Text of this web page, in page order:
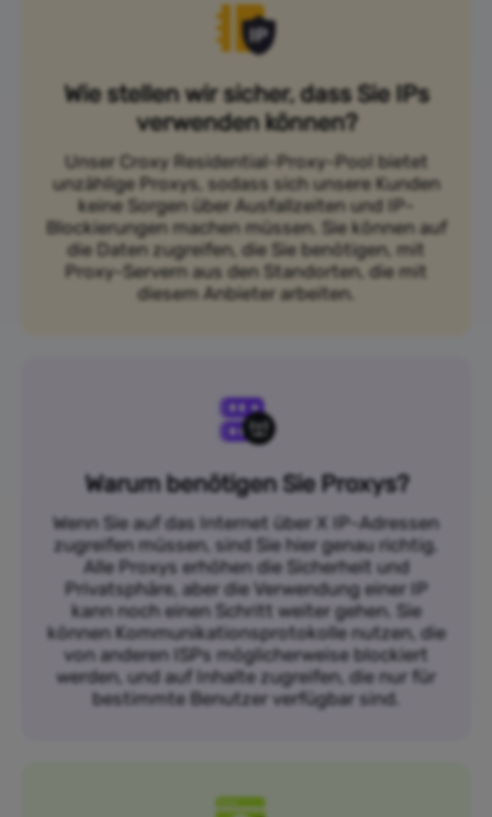
Wie stellen wir sicher, dass Sie IPs
verwenden können?
Unser Croxy Residential-Proxy-Pool bietet
unzählige Proxys, sodass sich unsere Kunden
keine Sorgen über Ausfallzeiten und IP-
Blockierungen machen müssen. Sie können auf
die Daten zugreifen, die Sie benötigen, mit
Proxy-Servern aus den Standorten, die mit
diesem Anbieter arbeiten.
Warum benötigen Sie Proxys?
Wenn Sie auf das Internet über X IP-Adressen
zugreifen müssen, sind Sie hier genau richtig.
Alle Proxys erhöhen die Sicherheit und
Privatsphäre, aber die Verwendung einer IP
kann noch einen Schritt weiter gehen. Sie
können Kommunikationsprotokolle nutzen, die
von anderen ISPs möglicherweise blockiert
werden, und auf Inhalte zugreifen, die nur für
bestimmte Benutzer verfügbar sind.